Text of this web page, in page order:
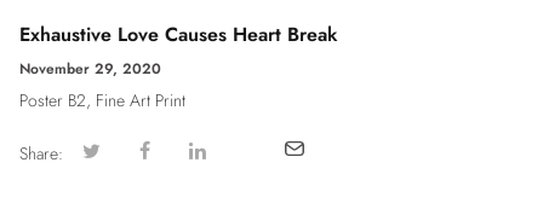
Exhaustive Love Causes Heart Break
November 29, 2020
Poster B2, Fine Art Print
Share: